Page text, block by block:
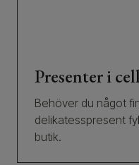
Presenter i
Behöver du något
delikatesspresent
butik.